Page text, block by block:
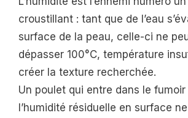
croustillant : tant que de l’eau
surface de la peau, celle-ci ne
dépasser 100°C, température
créer la texture recherchée.
Un poulet qui entre dans le
l’humidité résiduelle en surface